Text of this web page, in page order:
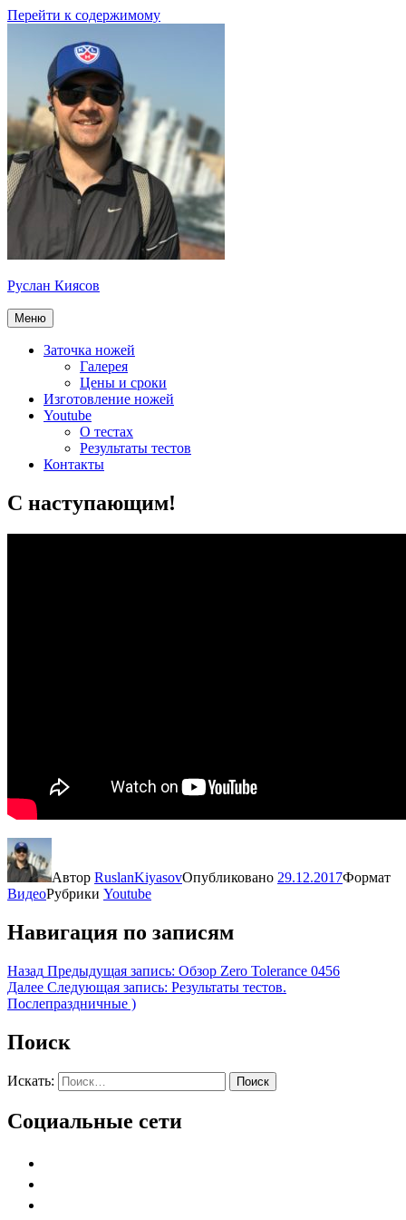
Перейти к содержимому
Руслан Киясов
Меню
Заточка ножей
Галерея
Цены и сроки
Изготовление ножей
Youtube
О тестах
Результаты тестов
Контакты
С наступающим!
Автор RuslanKiyasovОпубликовано 29.12.2017Формат
ВидеоРубрики Youtube
Навигация по записям
Назад Предыдущая запись: Обзор Zero Tolerance 0456
Далее Следующая запись: Результаты тестов.
Послепраздничные )
Поиск
Искать: Поиск
Социальные сети